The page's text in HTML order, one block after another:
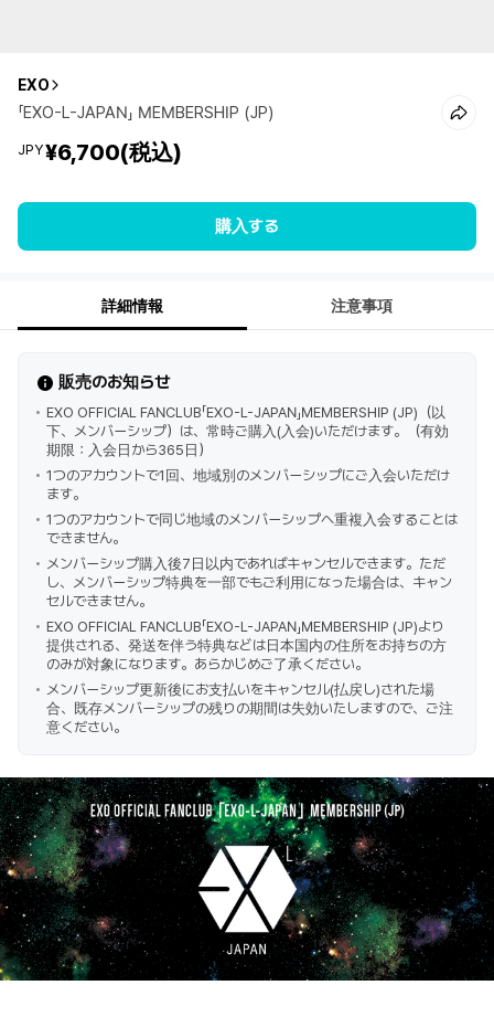
EXO
「EXO-L-JAPAN」 MEMBERSHIP (JP)
JPY¥6,700(税込)
購入する
詳細情報 注意事項
販売のお知らせ
EXO OFFICIAL FANCLUB「EXO-L-JAPAN」MEMBERSHIP (JP)（以
下、メンバーシップ）は、常時ご購入(入会)いただけます。（有効
期限：入会日から365日）
1つのアカウントで1回、地域別のメンバーシップにご入会いただけ
ます。
1つのアカウントで同じ地域のメンバーシップへ重複入会することは
できません。
メンバーシップ購入後7日以内であればキャンセルできます。ただ
し、メンバーシップ特典を一部でもご利用になった場合は、キャン
セルできません。
EXO OFFICIAL FANCLUB「EXO-L-JAPAN」MEMBERSHIP (JP)より
提供される、発送を伴う特典などは日本国内の住所をお持ちの方
のみが対象になります。あらかじめご了承ください。
メンバーシップ更新後にお支払いをキャンセル(払戻し)された場
合、既存メンバーシップの残りの期間は失効いたしますので、ご注
意ください。